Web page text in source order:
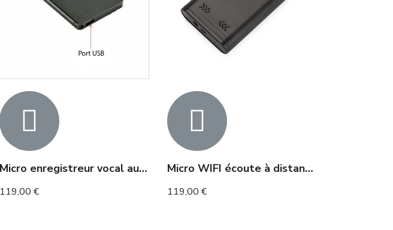
Micro enregistreur vocal autonomie 80h et 160h en détection
119,00 €
Micro WIFI écoute à distance et enregistreur 12 mois
119,00 €